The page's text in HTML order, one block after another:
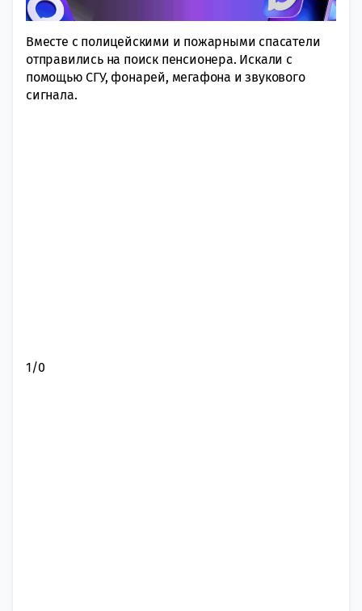
Вместе с полицейскими и пожарными спасатели
отправились на поиск пенсионера. Искали с
помощью СГУ, фoнарей, мeгафона и звукового
сигнaла.
1/0